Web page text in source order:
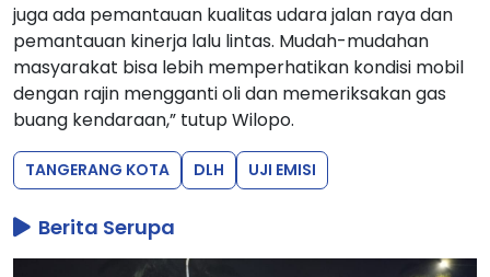
juga ada pemantauan kualitas udara jalan raya dan
pemantauan kinerja lalu lintas. Mudah-mudahan
masyarakat bisa lebih memperhatikan kondisi mobil
dengan rajin mengganti oli dan memeriksakan gas
buang kendaraan,” tutup Wilopo.
TANGERANG KOTA DLH UJI EMISI
Berita Serupa